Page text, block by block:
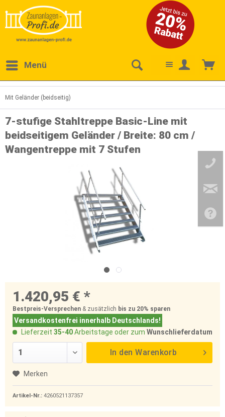
Menü
Mit Geländer (beidseitig)
7-stufige Stahltreppe Basic-Line mit
beidseitigem Geländer / Breite: 80 cm /
Wangentreppe mit 7 Stufen
1.420,95 € *
Bestpreis-Versprechen & zusätzlich bis zu 20% sparen
Versandkostenfrei innerhalb Deutschlands!
Lieferzeit 35-40Arbeitstage oder zum Wunschlieferdatum
In den Warenkorb
Merken
Artikel-Nr.: 4260521137357